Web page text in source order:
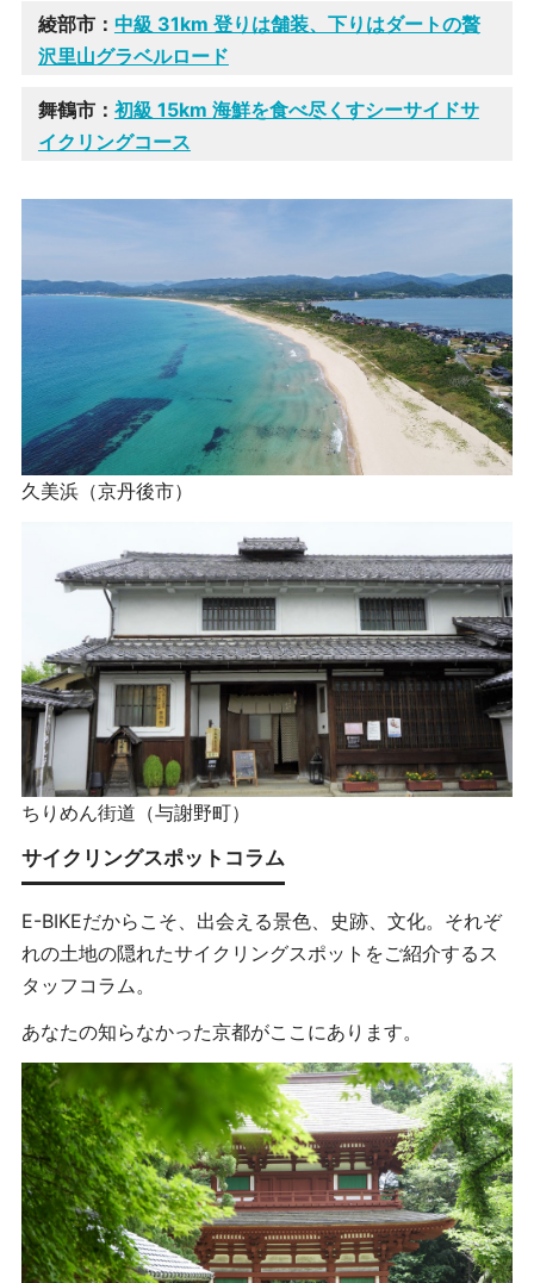
綾部市： 中級 31km 登りは舗装、下りはダートの贅
沢里山グラベルロード
舞鶴市： 初級 15km 海鮮を食べ尽くすシーサイドサ
イクリングコース
久美浜（京丹後市）
ちりめん街道（与謝野町）
サイクリングスポットコラム
E-BIKEだからこそ、出会える景色、史跡、文化。それぞ
れの土地の隠れたサイクリングスポットをご紹介するス
タッフコラム。
あなたの知らなかった京都がここにあります。